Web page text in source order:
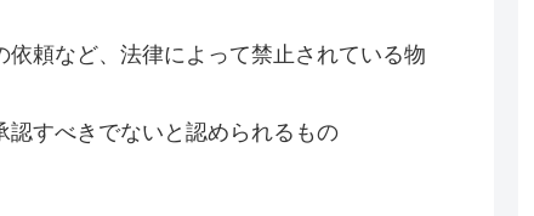
依頼など、法律によって禁止されている物
認すべきでないと認められるもの